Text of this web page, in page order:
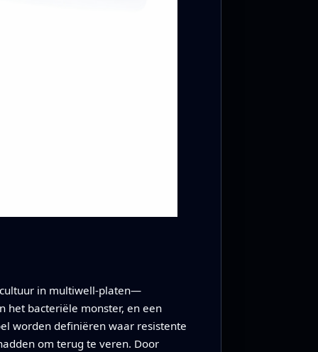
in multiwell‑platen—
het bacteriële monster, en een
worden definiëren waar resistente
om terug te veren. Door